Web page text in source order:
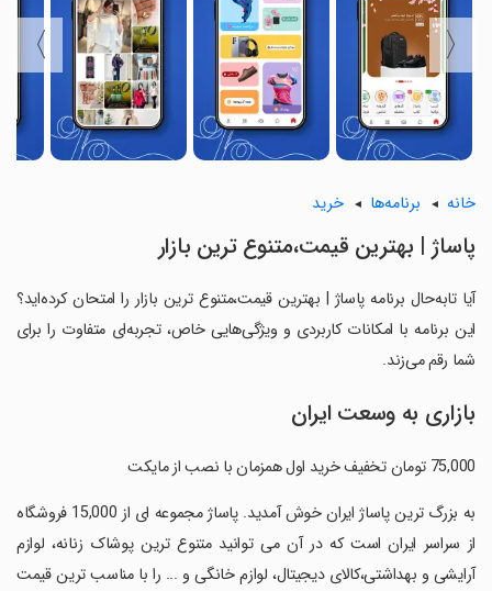
〈
〉
خانه برنامه‌ها خرید
‏پاساژ | بهترین قیمت،متنوع ترین بازار
آیا تابه‌حال برنامه ‏پاساژ | بهترین قیمت،متنوع ترین بازار را امتحان کرده‌اید؟
این برنامه با امکانات کاربردی و ویژگی‌هایی خاص، تجربه‌ای متفاوت را برای
شما رقم می‌زند.
بازاری به وسعت ایران
‏‏‏به بزرگ ترین پاساژ ایران خوش آمدید. پاساژ مجموعه ای از 15,000 فروشگاه
از سراسر ایران است که در آن می توانید متنوع ترین پوشاک زنانه، لوازم
آرایشی و بهداشتی،کالای دیجیتال، لوازم خانگی و ... را با مناسب ترین قیمت